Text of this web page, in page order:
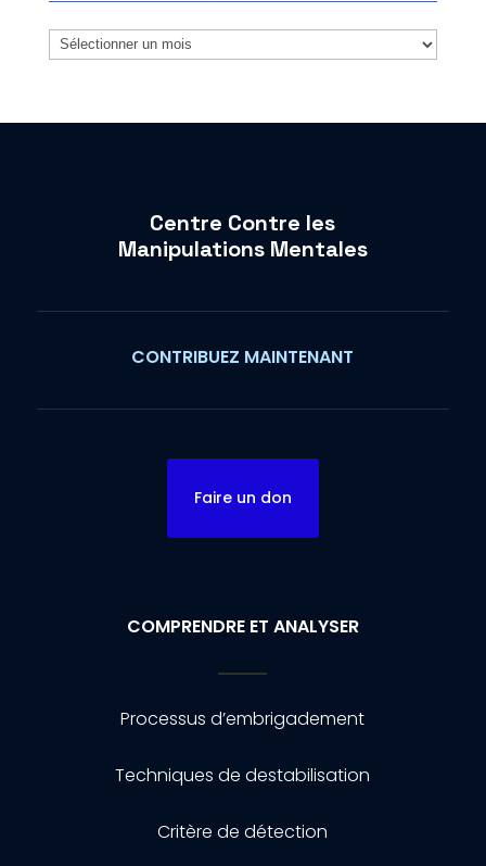
Archives
Centre Contre les
Manipulations Mentales
CONTRIBUEZ MAINTENANT
Faire un don
COMPRENDRE ET ANALYSER
Processus d’embrigadement
Techniques de destabilisation
Critère de détection